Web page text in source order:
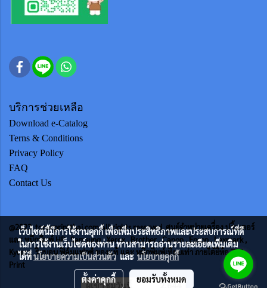
บริการช่วยเหลือ
Download e-Catalog
Terns & Conditions
Privacy Policy
FAQ
Contact Us
@2023 tonerprintthai.com All rights reserved. ศูนย์จำหน่ายเครื่อง ปริ้นเตอร์
และ หมึกพิมพ์ HP , Samsung , Xerox , Brother , Canon , Epson , Lexmark ,
Kycera ริบบอน ฟิล์มแฟกซ์ ของแท้ และ หมึกพิมพ์เทียบเท่า ภายใต้ยี่ห้อ TTS
Print
ผู้เข้าชมวันนี้ 2,644
เว็บไซต์นี้มีการใช้งานคุกกี้ เพื่อเพิ่มประสิทธิภาพและประสบการณ์ที่ดี
ในการใช้งานเว็บไซต์ของท่าน ท่านสามารถอ่านรายละเอียดเพิ่มเติม
ได้ที่นโยบายความเป็นส่วนตัวและ นโยบายคุกกี้
ตั้งค่าคุกกี้ ยอมรับทั้งหมด